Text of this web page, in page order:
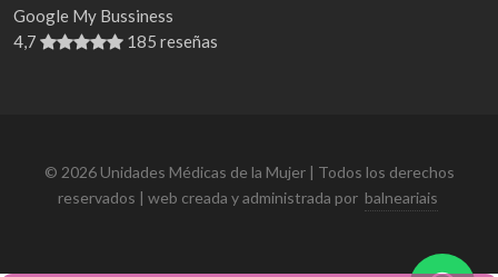
Google My Bussiness
4,7
185 reseñas
© 2026 Unidades Médicas de la Mujer | Todos los derechos
reservados | web creada y administrada por balneariais